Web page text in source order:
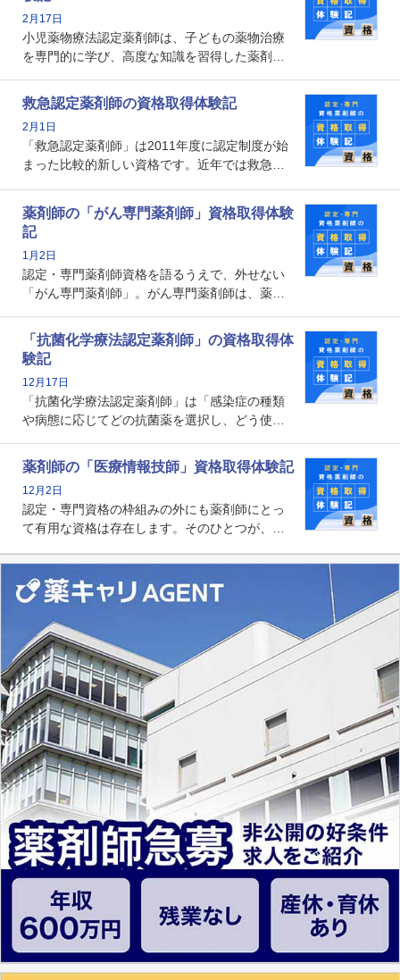
数回ありますが、患者さんに対して一定の能力
の証明になる資格と言えます。
2月17日
小児薬物療法認定薬剤師は、子どもの薬物治療
を専門的に学び、高度な知識を習得した薬剤師
や、特有の疾患、心理状況を理解し、専門性を
深めることで、子どもとその保護者に寄り添え
る存在です。今回はそんな小児薬物療法認定薬
剤師の取得体験記をご紹介します。
救急認定薬剤師の資格取得体験記
2月1日
「救急認定薬剤師」は2011年度に認定制度が始
まった比較的新しい資格です。近年では救急病
とから、救急認定薬剤師を目指す病院薬剤師も
増えているのではないでしょうか。今回はそん
な救急認定薬剤師の取得体験記をご紹介しま
す。
薬剤師の「がん専門薬剤師」資格取得体験
記
1月2日
認定・専門薬剤師資格を語るうえで、外せない
「がん専門薬剤師」。がん専門薬剤師は、薬剤
関する資格として、2009年に発足しました。薬
剤師の専門性を活かして高度化するがん医療に
貢献する姿は、今も病院薬剤師にとって一目置
かれる存在です。
「抗菌化学療法認定薬剤師」の資格取得体
験記
12月17日
「抗菌化学療法認定薬剤師」は「感染症の種類
や病態に応じてどの抗菌薬を選択し、どう使っ
る薬剤師です。現在、感染防止対策加算の施設
基準に専任の薬剤師配置が挙げられており、今
後は感染症領域で薬剤師に、より多くの役割が
求められる可能性もあります。
薬剤師の「医療情報技師」資格取得体験記
12月2日
認定・専門資格の枠組みの外にも薬剤師にとっ
て有用な資格は存在します。そのひとつが、
査データ、投薬歴など非常に多岐にわたる医療
データを利活用し、またシステム管理できるこ
とは、病院薬剤師を中心に大きな武器になりま
す。